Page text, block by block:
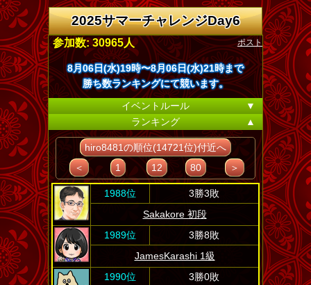
2025サマーチャレンジDay6
ポスト
参加数: 30965人
8月06日(水)19時〜8月06日(水)21時まで
勝ち数ランキングにて競います。
イベントルール
▼
ランキング
▲
hiro8481の順位(14721位)付近へ
＜
1 12 80 ＞
1988位
3勝3敗
Sakakore 初段
1989位
3勝8敗
JamesKarashi 1級
1990位
3勝0敗